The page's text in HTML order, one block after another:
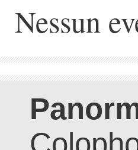
Nessun